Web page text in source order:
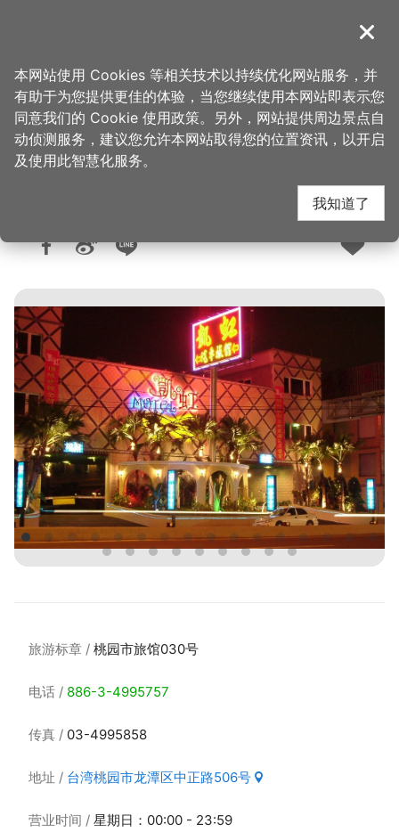
導覽
首页 > 想去的地方 > 住宿 > 旅馆与民宿
凯虹汽车旅舘
人气：1.4万
旅游标章 桃园市旅馆030号
电话 886-3-4995757
传真 03-4995858
地址 台湾桃园市龙潭区中正路506号
营业时间
星期日：00:00 - 23:59
关闭
本网站使用 Cookies 等相关技术以持续优化网站服务，并
有助于为您提供更佳的体验，当您继续使用本网站即表示您
同意我们的 Cookie 使用政策。另外，网站提供周边景点自
动侦测服务，建议您允许本网站取得您的位置资讯，以开启
及使用此智慧化服务。
我知道了